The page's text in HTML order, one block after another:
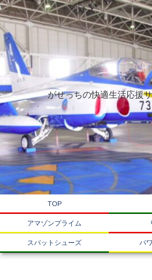
がせっちの快適生活応援
TOP
アマゾンプライム
スパットシューズ パ